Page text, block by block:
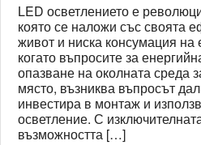
LED осветлението е
която се наложи със своята
живот и ниска консумация
когато въпросите за
опазване на околната среда
място, възниква въпросът
инвестира в монтаж и
осветление. С
възможността […]